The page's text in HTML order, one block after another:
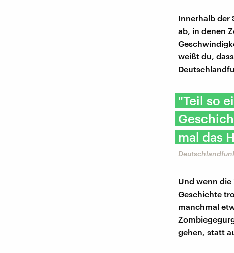
Innerhalb der
ab, in denen
weißt du,
"Teil so
mal das
Und wenn
Geschichte
manchmal
gehen, statt